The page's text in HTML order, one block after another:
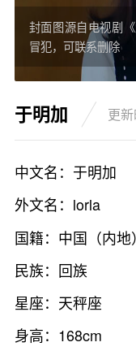
封面图源自电视剧
冒犯，可联系删除
于明加 更
中文名：于明加
外文名：lorla
国籍：中国（内地）
民族：回族
星座：天秤座
身高：168cm